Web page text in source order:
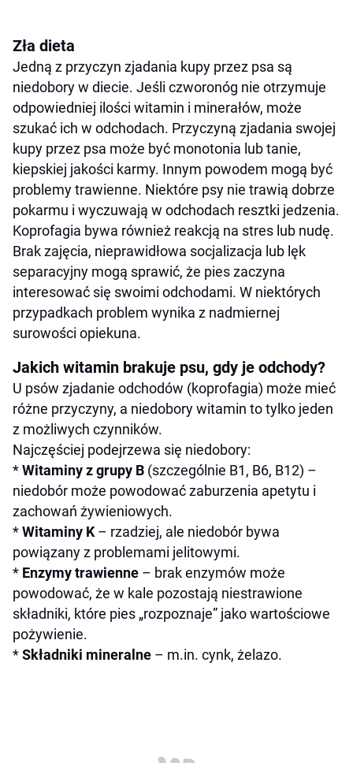
Zła dieta
Jedną z przyczyn zjadania kupy przez psa są
niedobory w diecie. Jeśli czworonóg nie otrzymuje
odpowiedniej ilości witamin i minerałów, może
szukać ich w odchodach. Przyczyną zjadania swojej
kupy przez psa może być monotonia lub tanie,
kiepskiej jakości karmy. Innym powodem mogą być
problemy trawienne. Niektóre psy nie trawią dobrze
pokarmu i wyczuwają w odchodach resztki jedzenia.
Koprofagia bywa również reakcją na stres lub nudę.
Brak zajęcia, nieprawidłowa socjalizacja lub lęk
separacyjny mogą sprawić, że pies zaczyna
interesować się swoimi odchodami. W niektórych
przypadkach problem wynika z nadmiernej
surowości opiekuna.
Jakich witamin brakuje psu, gdy je odchody?
U psów zjadanie odchodów (koprofagia) może mieć
różne przyczyny, a niedobory witamin to tylko jeden
z możliwych czynników.
Najczęściej podejrzewa się niedobory:
*Witaminy z grupy B (szczególnie B1, B6, B12) –
niedobór może powodować zaburzenia apetytu i
zachowań żywieniowych.
*Witaminy K– rzadziej, ale niedobór bywa
powiązany z problemami jelitowymi.
* Enzymy trawienne – brak enzymów może
powodować, że w kale pozostają niestrawione
składniki, które pies „rozpoznaje” jako wartościowe
pożywienie.
*Składniki mineralne – m.in. cynk, żelazo.